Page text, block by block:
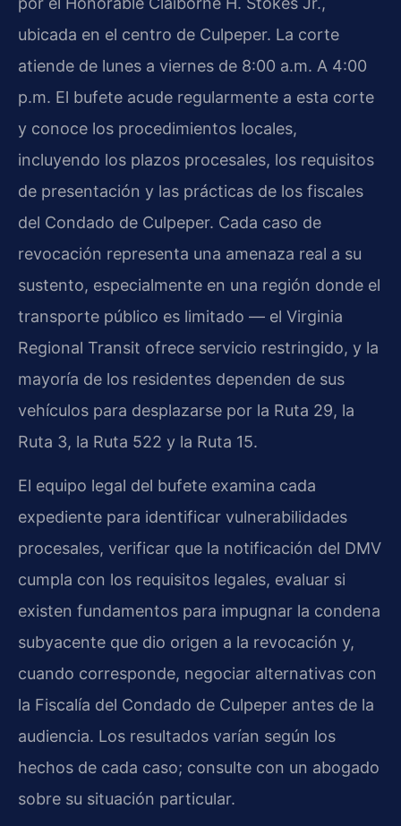
ubicada en el centro de Culpeper. La corte
atiende de lunes a viernes de 8:00 a.m. A 4:00
p.m. El bufete acude regularmente a esta corte
y conoce los procedimientos locales,
incluyendo los plazos procesales, los requisitos
de presentación y las prácticas de los fiscales
del Condado de Culpeper. Cada caso de
revocación representa una amenaza real a su
sustento, especialmente en una región donde el
transporte público es limitado — el Virginia
Regional Transit ofrece servicio restringido, y la
mayoría de los residentes dependen de sus
vehículos para desplazarse por la Ruta 29, la
Ruta 3, la Ruta 522 y la Ruta 15.
El equipo legal del bufete examina cada
expediente para identificar vulnerabilidades
procesales, verificar que la notificación del DMV
cumpla con los requisitos legales, evaluar si
existen fundamentos para impugnar la condena
subyacente que dio origen a la revocación y,
cuando corresponde, negociar alternativas con
la Fiscalía del Condado de Culpeper antes de la
audiencia. Los resultados varían según los
hechos de cada caso; consulte con un abogado
sobre su situación particular.